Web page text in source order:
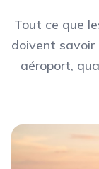
Tout ce que
doivent
aéroport,